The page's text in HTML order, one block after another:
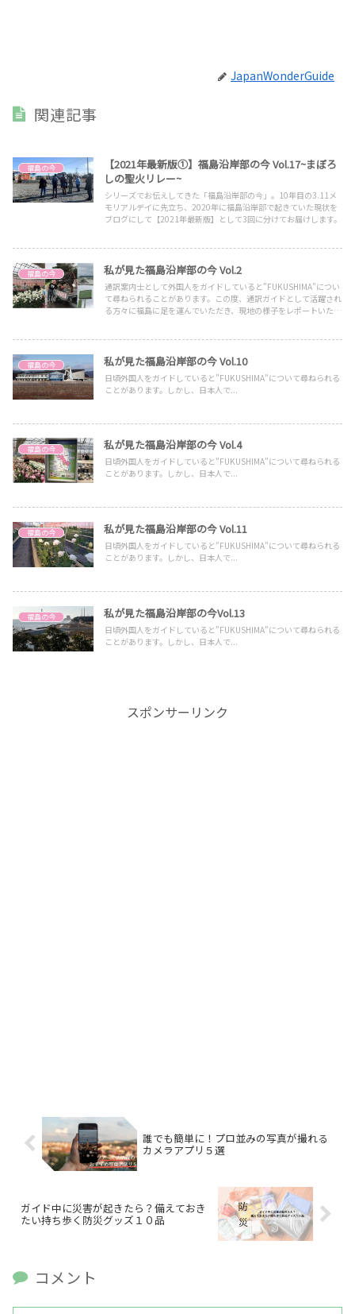
JapanWonderGuide
関連記事
福島の今
【2021年最新版①】福島沿岸部の今 Vol.17~まぼろ
しの聖火リレー~
シリーズでお伝えしてきた「福島沿岸部の今」。10年目の3.11メ
モリアルデイに先立ち、2020年に福島沿岸部で起きていた現状を
ブログにして【2021年最新版】として3回に分けてお届けします。
福島の今 私が見た福島沿岸部の今 Vol.2
通訳案内士として外国人をガイドしていると"FUKUSHIMA"につい
て尋ねられることがあります。この度、通訳ガイドとして活躍され
る方々に福島に足を運んでいただき、現地の様子をレポートいただ
福島の今 私が見た福島沿岸部の今 Vol.10
日頃外国人をガイドしていると”FUKUSHIMA”について尋ねられる
ことがあります。しかし、日本人で...
福島の今 私が見た福島沿岸部の今 Vol.4
日頃外国人をガイドしていると"FUKUSHIMA"について尋ねられる
ことがあります。しかし、日本人で...
福島の今 私が見た福島沿岸部の今 Vol.11
日頃外国人をガイドしていると”FUKUSHIMA”について尋ねられる
ことがあります。しかし、日本人で...
福島の今 私が見た福島沿岸部の今Vol.13
日頃外国人をガイドしていると”FUKUSHIMA”について尋ねられる
ことがあります。しかし、日本人で...
スポンサーリンク
誰でも簡単に！プロ並みの写真が撮れる
カメラアプリ５選
ガイド中に災害が起きたら？備えておき
たい持ち歩く防災グッズ１０品
コメント